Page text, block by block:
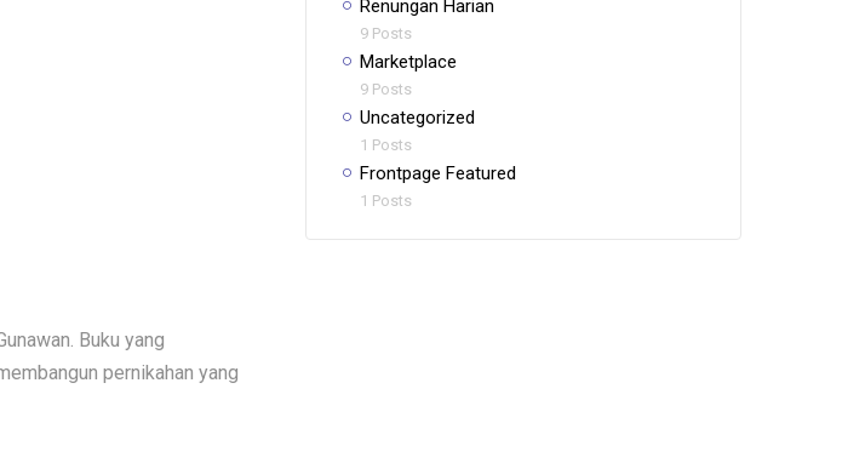
Buku yang
pernikahan yang
Renungan Harian
9 Posts
Marketplace
9 Posts
Uncategorized
1 Posts
Frontpage Featured
1 Posts